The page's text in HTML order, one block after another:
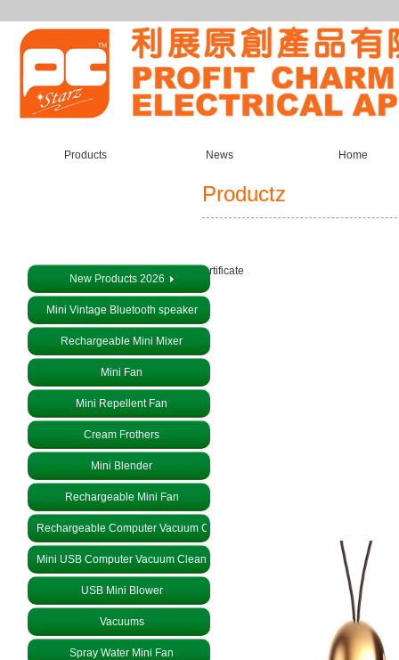
Productz
Products News Home
Certificate
New Products 2026
Mini Vintage Bluetooth speaker
Rechargeable Mini Mixer
Mini Fan
Mini Repellent Fan
Cream Frothers
Mini Blender
Rechargeable Mini Fan
Rechargeable Computer Vacuum Cleaner
Mini USB Computer Vacuum Cleaner
USB Mini Blower
Vacuums
Spray Water Mini Fan